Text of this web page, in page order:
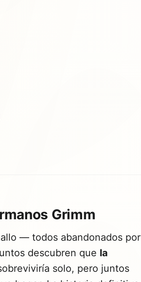
Grimm
— todos abandonados por
descubren que la
solo, pero juntos